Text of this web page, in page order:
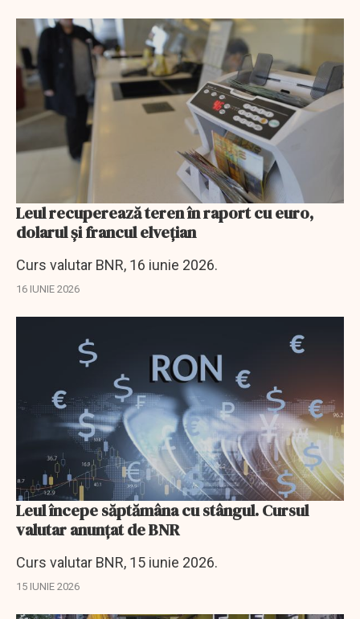
Leul recuperează teren în raport cu euro,
dolarul și francul elvețian
Curs valutar BNR, 16 iunie 2026.
16 IUNIE 2026
Leul începe săptămâna cu stângul. Cursul
valutar anunţat de BNR
Curs valutar BNR, 15 iunie 2026.
15 IUNIE 2026